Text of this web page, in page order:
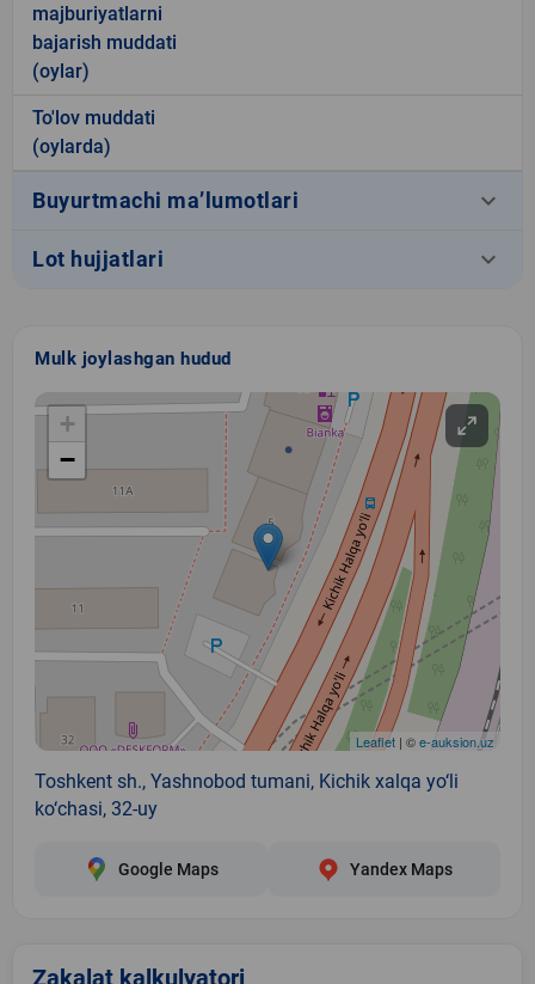
majburiyatlarni
bajarish muddati
(oylar)
To'lov muddati
(oylarda)
Buyurtmachi ma’lumotlari keyboard_arrow_down
Lot hujjatlari keyboard_arrow_down
Mulk joylashgan hudud
+
−
Leaflet | ©e-auksion.uz
Toshkent sh., Yashnobod tumani, Kichik xalqa yo‘li
ko‘chasi, 32-uy
Google Maps Yandex Maps
Zakalat kalkulyatori